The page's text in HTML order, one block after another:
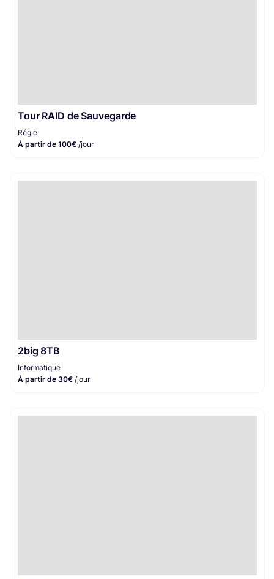
Tour RAID de Sauvegarde
Régie
À partir de 100€ /jour
2big 8TB
Informatique
À partir de 30€ /jour